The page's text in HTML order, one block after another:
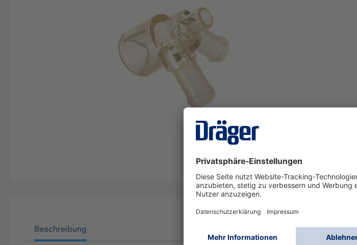
Beschreibung